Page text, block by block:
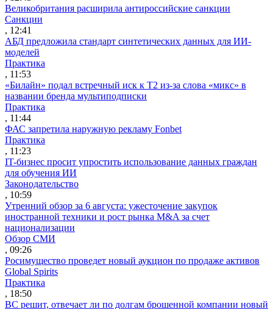
Великобритания расширила антироссийские санкции
Санкции
, 12:41
АБД предложила стандарт синтетических данных для ИИ-
моделей
Практика
, 11:53
«Билайн» подал встречный иск к Т2 из-за слова «микс» в
названии бренда мультиподписки
Практика
, 11:44
ФАС запретила наружную рекламу Fonbet
Практика
, 11:23
IT-бизнес просит упростить использование данных граждан
для обучения ИИ
Законодательство
, 10:59
Утренний обзор за 6 августа: ужесточение закупок
иностранной техники и рост рынка M&A за счет
национализации
Обзор СМИ
, 09:26
Росимущество проведет новый аукцион по продаже активов
Global Spirits
Практика
, 18:50
ВС решит, отвечает ли по долгам брошенной компании новый